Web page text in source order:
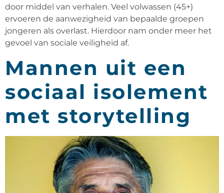
door middel van verhalen. Veel volwassen (45+)
ervoeren de aanwezigheid van bepaalde groepen
jongeren als overlast. Hierdoor nam onder meer het
gevoel van sociale veiligheid af.
Mannen uit een
sociaal isolement
met storytelling